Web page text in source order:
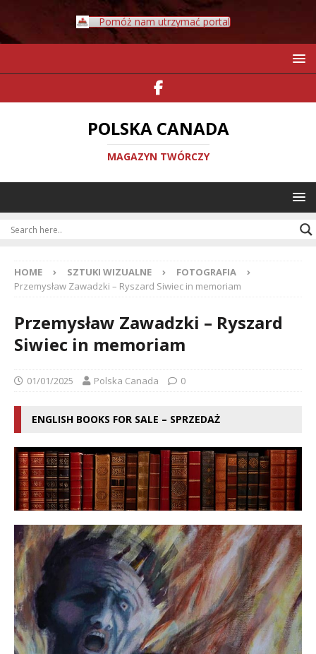
Pomóż nam utrzymać portal
POLSKA CANADA
MAGAZYN TWÓRCZY
HOME SZTUKI WIZUALNE
FOTOGRAFIA
Przemysław Zawadzki – Ryszard Siwiec in memoriam
Przemysław Zawadzki – Ryszard
Siwiec in memoriam
01/01/2025 Polska Canada 0
ENGLISH BOOKS FOR SALE – SPRZEDAŻ